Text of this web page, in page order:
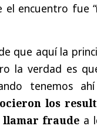
encuentro fue
que aquí la
la verdad es
tenemos
los
llamar fraude a